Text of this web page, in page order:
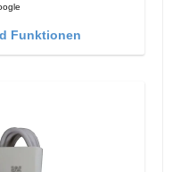
Funktionen